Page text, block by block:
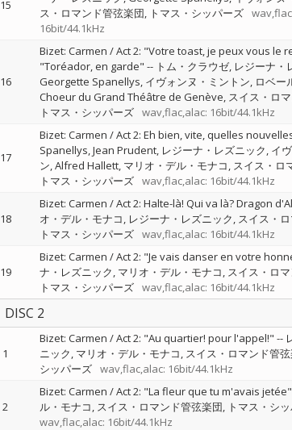
15
ス・ロマンド管弦楽団
トマス・シッパーズ
16bit/44.1kHz
16
Bizet: Carmen / Act 2: "Votre toast, je peux vous le
"Toréador, en garde" -- トム・クラウゼ レジーナ・
Georgette Spanellys イヴォンヌ・ミントン ロベー
Choeur du Grand Théâtre de Genève スイス・ロ
トマス・シッパーズ wav,flac,alac: 16bit/44.1kHz
17
Bizet: Carmen / Act 2: Eh bien, vite, quelles
Spanellys Jean Prudent レジーナ・レズニック イ
ン Alfred Hallett マリオ・デル・モナコ スイス・ロ
トマス・シッパーズ wav,flac,alac: 16bit/44.1kHz
18
Bizet: Carmen / Act 2: Halte-là! Qui va là? Dragon
オ・デル・モナコ レジーナ・レズニック スイス・
トマス・シッパーズ wav,flac,alac: 16bit/44.1kHz
19
Bizet: Carmen / Act 2: "Je vais danser en votre
ナ・レズニック マリオ・デル・モナコ スイス・ロ
トマス・シッパーズ wav,flac,alac: 16bit/44.1kHz
DISC 2
1
Bizet: Carmen / Act 2: "Au quartier! pour l'appel!" --
ニック マリオ・デル・モナコ スイス・ロマンド管
シッパーズ wav,flac,alac: 16bit/44.1kHz
2
Bizet: Carmen / Act 2: "La fleur que tu m'avais jetée"
ル・モナコ スイス・ロマンド管弦楽団
トマス・シ
wav,flac,alac: 16bit/44.1kHz